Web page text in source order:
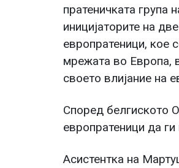
пратеничката група
иницијаторите на
европратеници, кое
мрежата во Европа,
своето влијание на
Според белгиското
европратеници да
Асистентка на